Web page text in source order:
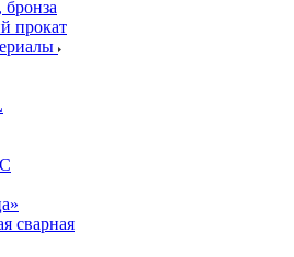
прокат
сварная